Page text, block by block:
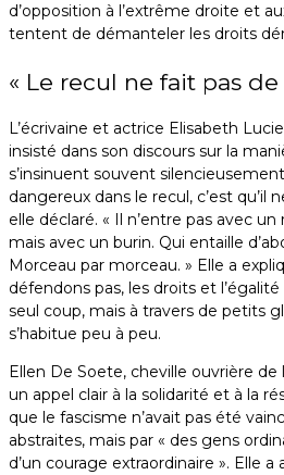
d’opposition à l’extrême droite et
tentent de démanteler les droits
« Le recul ne fait pas
L’écrivaine et actrice Elisabeth
insisté dans son discours sur la
s’insinuent souvent
dangereux dans le recul, c’est qu’il
elle déclaré. « Il n’entre pas avec
mais avec un burin. Qui entaille
Morceau par morceau. » Elle a
défendons pas, les droits et l’égalité
seul coup, mais à travers de petits
s’habitue peu à peu.
Ellen De Soete, cheville ouvrière de
un appel clair à la solidarité et à la
que le fascisme n’avait pas été
abstraites, mais par « des gens
d’un courage extraordinaire ». Elle